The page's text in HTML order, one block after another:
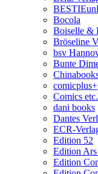
Bocola
Boiselle &
Bröseline
bsv
Bunte
comicplus+
Comics etc.
dani books
Dantes
ECR-
Edition 52
Edition Ars
Edition